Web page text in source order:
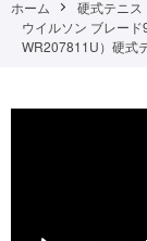
ホーム 硬式テニス
ウイルソン ブレー
WR207811U）硬式